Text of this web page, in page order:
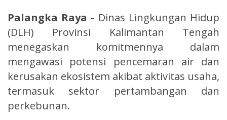
Palangka Raya - Dinas Lingkungan Hidup
(DLH) Provinsi Kalimantan Tengah
menegaskan komitmennya dalam
mengawasi potensi pencemaran air dan
kerusakan ekosistem akibat aktivitas usaha,
termasuk sektor pertambangan dan
perkebunan.